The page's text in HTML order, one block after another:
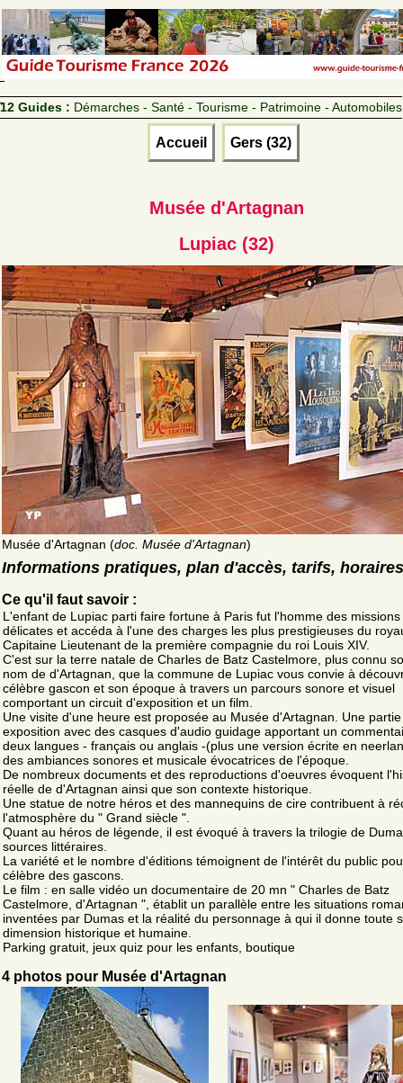
12 Guides : Démarches - Santé - Tourisme - Patrimoine - Automobiles
Accueil Gers (32)
Musée d'Artagnan
Lupiac (32)
Musée d'Artagnan (doc. Musée d'Artagnan)
Informations pratiques, plan d'accès, tarifs, horaires
Ce qu'il faut savoir :
L'enfant de Lupiac parti faire fortune à Paris fut l'homme des
délicates et accéda à l'une des charges les plus prestigieuses du
Capitaine Lieutenant de la première compagnie du roi Louis XIV.
C'est sur la terre natale de Charles de Batz Castelmore, plus connu
nom de d'Artagnan, que la commune de Lupiac vous convie à
célèbre gascon et son époque à travers un parcours sonore et visuel
comportant un circuit d'exposition et un film.
Une visite d'une heure est proposée au Musée d'Artagnan. Une partie
exposition avec des casques d'audio guidage apportant un
deux langues - français ou anglais -(plus une version écrite en
des ambiances sonores et musicale évocatrices de l'époque.
De nombreux documents et des reproductions d'oeuvres évoquent
réelle de d'Artagnan ainsi que son contexte historique.
Une statue de notre héros et des mannequins de cire contribuent à
l'atmosphère du " Grand siècle ".
Quant au héros de légende, il est évoqué à travers la trilogie de
sources littéraires.
La variété et le nombre d'éditions témoignent de l'intérêt du public
célèbre des gascons.
Le film : en salle vidéo un documentaire de 20 mn " Charles de Batz
Castelmore, d'Artagnan ", établit un parallèle entre les situations
inventées par Dumas et la réalité du personnage à qui il donne toute
dimension historique et humaine.
Parking gratuit, jeux quiz pour les enfants, boutique
4 photos pour Musée d'Artagnan